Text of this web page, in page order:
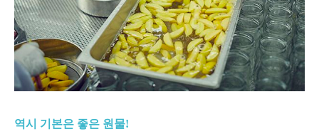
역시 기본은 좋은 원물!